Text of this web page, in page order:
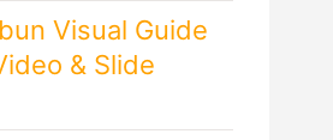
Visual Guide
& Slide